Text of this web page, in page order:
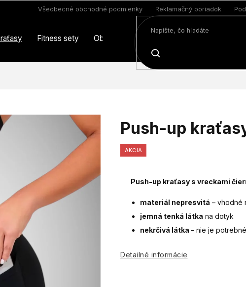
Všeobecné obchodné podmienky Reklamačný poriadok
HĽADAŤ
Fitness sety Oblečenie
Push-up
AKCIA
Push-up kraťasy s vreckami
materiál nepresvitá – vhodné
jemná tenká látka na dotyk
nekrčivá látka – nie je
Detailné informácie